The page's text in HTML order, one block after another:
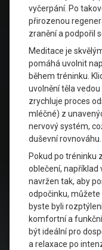
vyčerpání. Po
přirozenou
zranění a podpořil
Meditace je
pomáhá uvolnit
během tréninku.
uvolnění těla
zrychluje proces
mléčné) z
nervový systém,
duševní rovnováhu.
Pokud po tréninku
oblečení, například
navržen tak, aby
odpočinku,
byste byli
komfortní a
být ideální pro
a relaxace po